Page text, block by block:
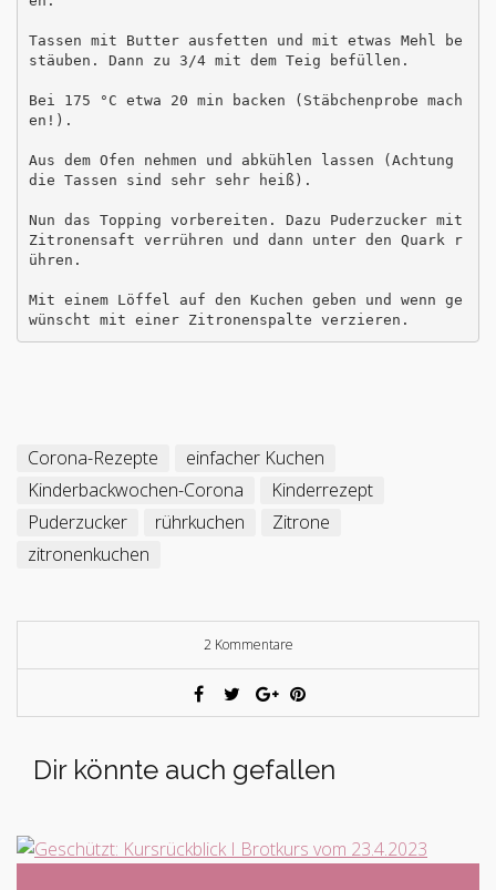
Tassen mit Butter ausfetten und mit etwas Mehl be
stäuben. Dann zu 3/4 mit dem Teig befüllen.
Bei 175 °C etwa 20 min backen (Stäbchenprobe mach
en!).
Aus dem Ofen nehmen und abkühlen lassen (Achtung
die Tassen sind sehr sehr heiß).
Nun das Topping vorbereiten. Dazu Puderzucker mit
Zitronensaft verrühren und dann unter den Quark r
ühren.
Mit einem Löffel auf den Kuchen geben und wenn ge
Corona-Rezepte
einfacher Kuchen
Kinderbackwochen-Corona
Kinderrezept
Puderzucker
rührkuchen
Zitrone
zitronenkuchen
2 Kommentare
Dir könnte auch gefallen